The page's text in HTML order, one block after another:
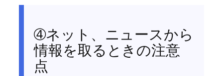
➃ネット、ニュースから
情報を取るときの注意
点